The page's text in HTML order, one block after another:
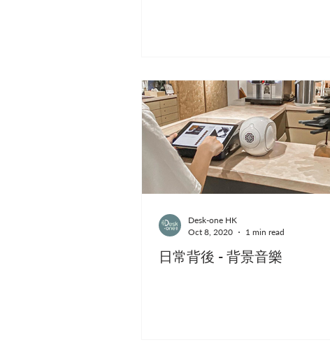
日常背後 - 背景音樂
Desk-one HK
Oct 8, 2020
1 min read